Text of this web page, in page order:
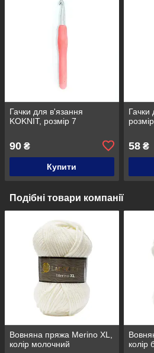
Гачки для в'язання
KOKNIT, розмір 7
90 ₴
Купити
Гачки
58₴
Подібні товари компанії
Вовняна пряжа Merino XL,
колір молочний
колір